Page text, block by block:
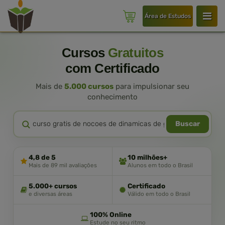
Área de Estudos
Cursos Gratuitos
com Certificado
Mais de 5.000 cursos para impulsionar seu
conhecimento
Buscar
4,8 de 5
Mais de 89 mil avaliações
10 milhões+
Alunos em todo o Brasil
5.000+ cursos
e diversas áreas
Certificado
Válido em todo o Brasil
100% Online
Estude no seu ritmo